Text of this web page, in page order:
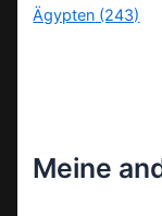
Ägypten (243)
Meine